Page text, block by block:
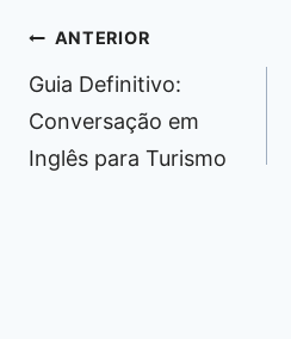
Navegação
de
Post
ANTERIOR
Guia Definitivo:
Conversação em
Inglês para Turismo